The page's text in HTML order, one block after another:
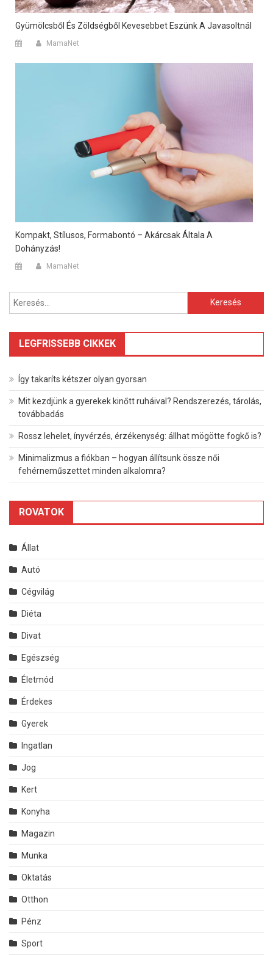
Gyümölcsből És Zöldségből Kevesebbet Eszünk A Javasoltnál
MamaNet
Kompakt, Stílusos, Formabontó – Akárcsak Általa A
Dohányzás!
MamaNet
Keresés:
LEGFRISSEBB CIKKEK
Így takaríts kétszer olyan gyorsan
Mit kezdjünk a gyerekek kinőtt ruháival? Rendszerezés, tárolás,
továbbadás
Rossz lehelet, ínyvérzés, érzékenység: állhat mögötte fogkő is?
Minimalizmus a fiókban – hogyan állítsunk össze női
fehérneműszettet minden alkalomra?
ROVATOK
Állat
Autó
Cégvilág
Diéta
Divat
Egészség
Életmód
Érdekes
Gyerek
Ingatlan
Jog
Kert
Konyha
Magazin
Munka
Oktatás
Otthon
Pénz
Sport